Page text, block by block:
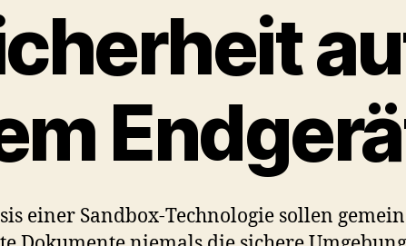
einer Sandbox-Technologie sollen